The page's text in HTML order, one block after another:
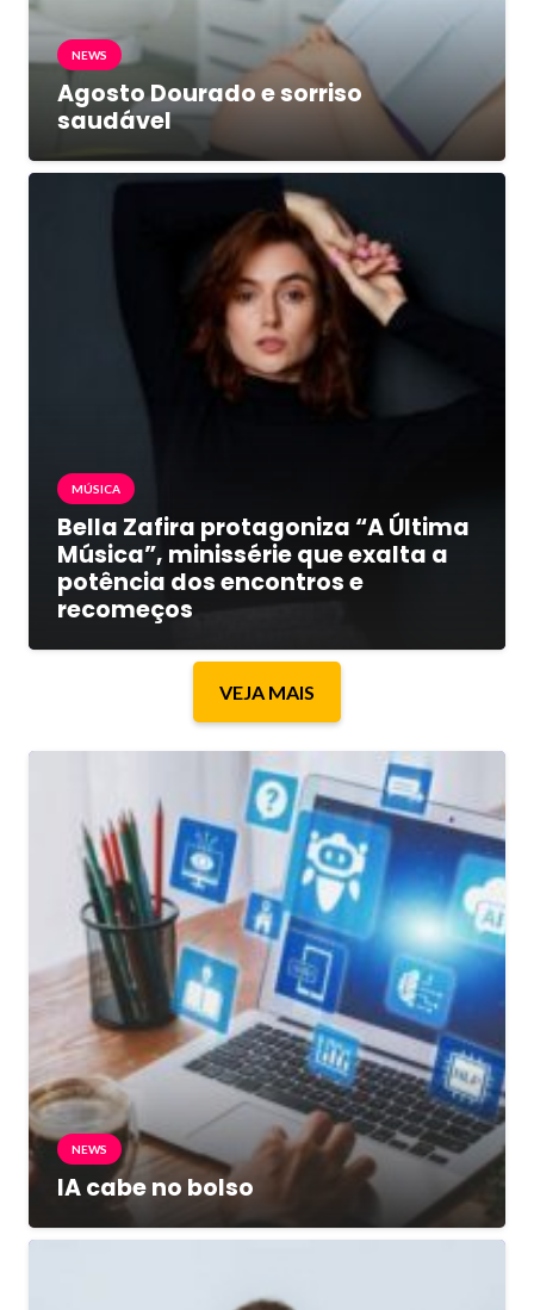
NEWS
Agosto Dourado e sorriso
saudável
MÚSICA
Bella Zafira protagoniza “A Última
Música”, minissérie que exalta a
potência dos encontros e
recomeços
VEJA MAIS
NEWS
IA cabe no bolso